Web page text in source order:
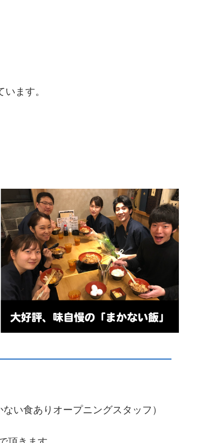
ます。
い食ありオープニングスタッフ）